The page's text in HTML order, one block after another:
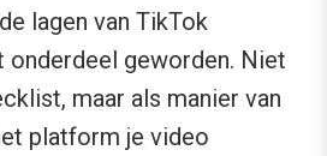
lagen van TikTok
onderdeel geworden. Niet
maar als manier van
platform je video